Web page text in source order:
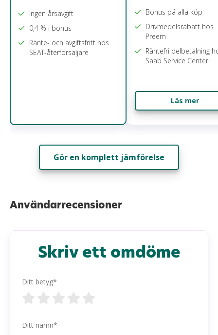
Ingen årsavgift
0,4 % i bonus
Ränte- och avgiftsfritt hos
SEAT-återförsäljare
Bonus på alla köp
Drivmedelsrabatt hos
Preem
Räntefri delbetalning
Saab Service Center
Läs mer
Gör en komplett jämförelse
Användarrecensioner
Skriv ett omdöme
Ditt betyg*
Ditt namn*